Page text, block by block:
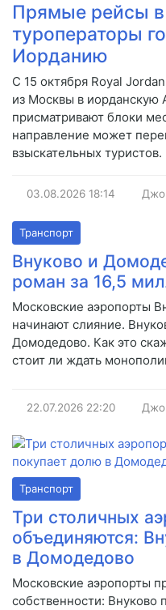
Прямые рейсы
туроператоры
Иорданию
С 15 октября Royal
из Москвы в иорданскую
присматривают блоки
направление может
взыскательных туристов.
03.08.2026 18:14
Транспорт
Внуково и
роман за 16,5
Московские аэропорты
начинают слияние.
Домодедово. Как это
стоит ли ждать
22.07.2026 22:20
Транспорт
Три столичных
объединяются:
в Домодедово
Московские аэропорты
собственности: Внуково